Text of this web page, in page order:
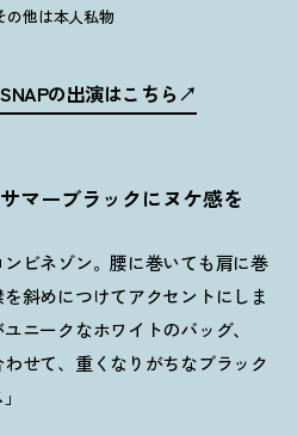
の他は本人私物
の出演はこちら
マーブラックにヌケ感を
ンビネゾン。腰に巻いても肩に巻
斜めにつけてアクセントにしま
ニークなホワイトのバッグ、
せて、重くなりがちなブラック